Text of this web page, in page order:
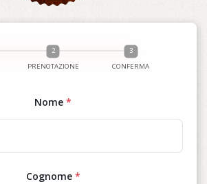
PRENOTAZIONE CONFERMA
Nome *
Cognome *